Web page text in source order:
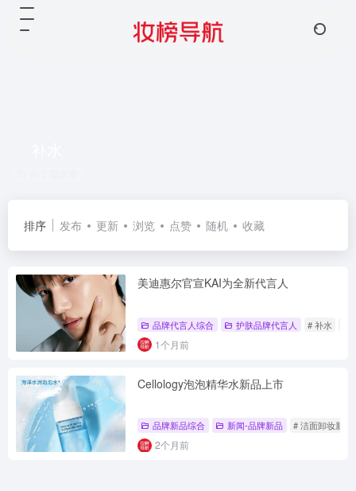
排序 发布 更新 浏览 点赞 随机 收藏
美迪惠尔官宣KAI为全新代言人
品牌代言人综合 护肤品牌代言人 # 补水
1个月前
Cellology泡泡精华水新品上市
品牌新品综合 新闻-品牌新品 # 洁面卸妆新品
2个月前